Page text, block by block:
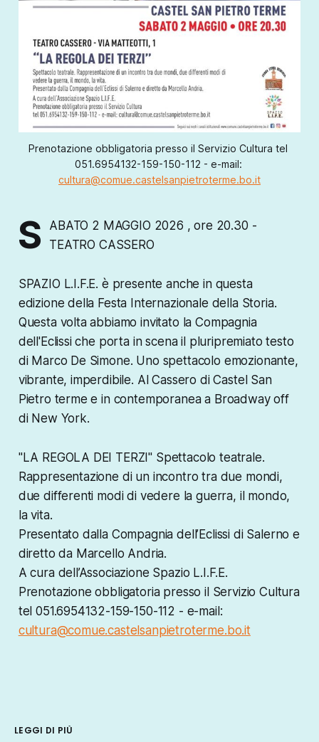
Prenotazione obbligatoria presso il Servizio Cultura tel
cultura@comue.castelsanpietroterme.bo.it
S
ABATO 2 MAGGIO 2026 , ore 20.30 -
TEATRO CASSERO
SPAZIO L.I.F.E. è presente anche in questa
edizione della Festa Internazionale della Storia.
Questa volta abbiamo invitato la Compagnia
dell'Eclissi che porta in scena il pluripremiato testo
di Marco De Simone. Uno spettacolo emozionante,
vibrante, imperdibile. Al Cassero di Castel San
Pietro terme e in contemporanea a Broadway off
di New York.
"LA REGOLA DEI TERZI" Spettacolo teatrale.
Rappresentazione di un incontro tra due mondi,
due differenti modi di vedere la guerra, il mondo,
la vita.
Presentato dalla Compagnia dell’Eclissi di Salerno e
diretto da Marcello Andria.
A cura dell’Associazione Spazio L.I.F.E.
Prenotazione obbligatoria presso il Servizio Cultura
tel 051.6954132-159-150-112 - e-mail:
cultura@comue.castelsanpietroterme.bo.it
LEGGI DI PIÙ